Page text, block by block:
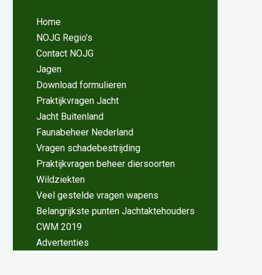
Home
NOJG Regio’s
Contact NOJG
Jagen
Download formulieren
Praktijkvragen Jacht
Jacht Buitenland
Faunabeheer Nederland
Vragen schadebestrijding
Praktijkvragen beheer diersoorten
Wildziekten
Veel gestelde vragen wapens
Belangrijkste punten Jachtaktehouders
CWM 2019
Advertenties